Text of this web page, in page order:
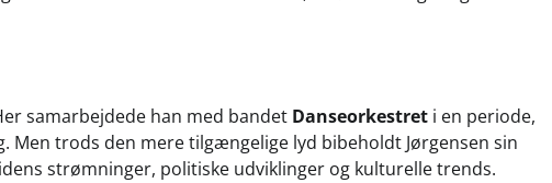
samarbejdede han med bandet Danseorkestret i en periode,
Men trods den mere tilgængelige lyd bibeholdt Jørgensen sin
strømninger, politiske udviklinger og kulturelle trends.